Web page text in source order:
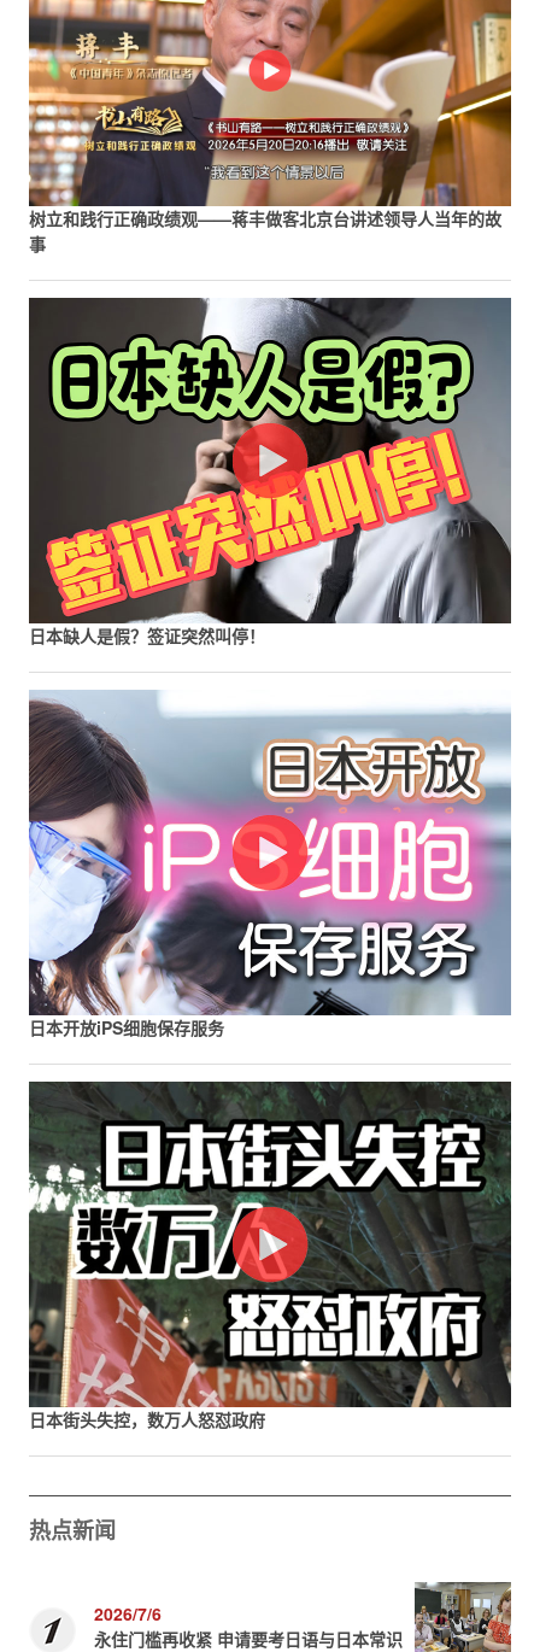
树立和践行正确政绩观——蒋丰做客北京台讲述领导人当年的故
事
日本缺人是假？签证突然叫停！
日本开放iPS细胞保存服务
日本街头失控，数万人怒怼政府
热点新闻
2026/7/6
永住门槛再收紧 申请要考日语与日本常识